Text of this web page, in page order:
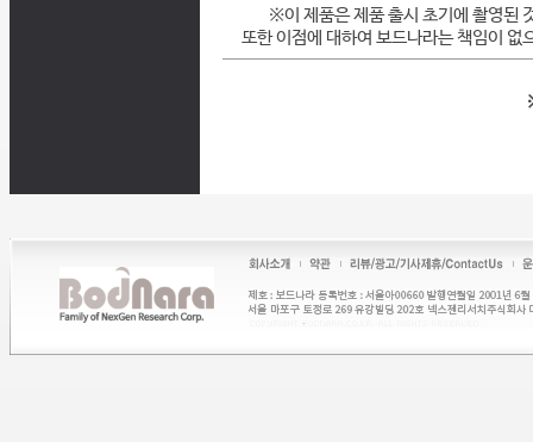
※이 제품은 제품 출시 초기에 촬영된
또한 이점에 대하여 보드나라는 책임이 없